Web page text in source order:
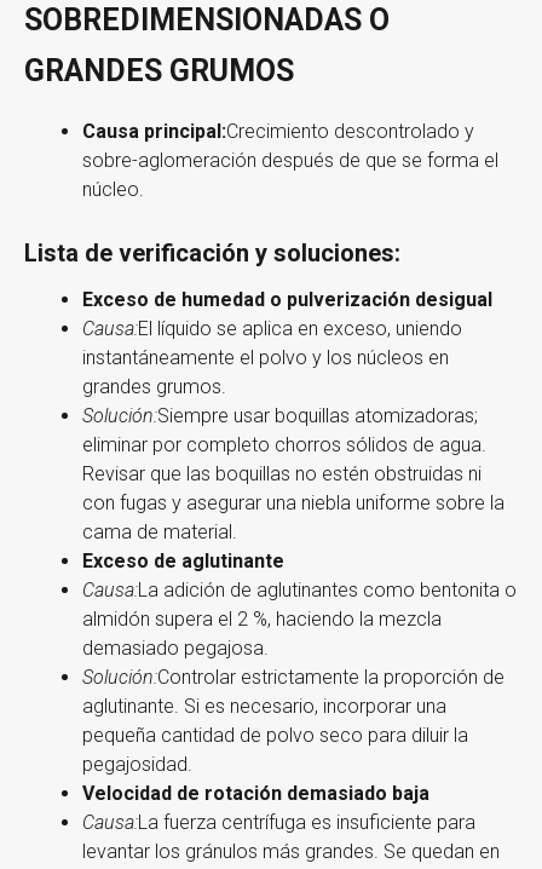
SOBREDIMENSIONADAS O
GRANDES GRUMOS
Causa principal:Crecimiento descontrolado y
sobre-aglomeración después de que se forma el
núcleo.
Lista de verificación y soluciones:
Exceso de humedad o pulverización desigual
Causa:El líquido se aplica en exceso, uniendo
instantáneamente el polvo y los núcleos en
grandes grumos.
Solución:Siempre usar boquillas atomizadoras;
eliminar por completo chorros sólidos de agua.
Revisar que las boquillas no estén obstruidas ni
con fugas y asegurar una niebla uniforme sobre la
cama de material.
Exceso de aglutinante
Causa:La adición de aglutinantes como bentonita o
almidón supera el 2 %, haciendo la mezcla
demasiado pegajosa.
Solución:Controlar estrictamente la proporción de
aglutinante. Si es necesario, incorporar una
pequeña cantidad de polvo seco para diluir la
pegajosidad.
Velocidad de rotación demasiado baja
Causa:La fuerza centrífuga es insuficiente para
levantar los gránulos más grandes. Se quedan en